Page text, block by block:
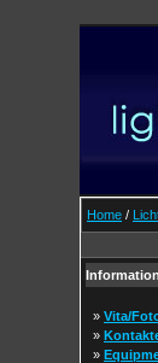
Home /
» Vita/
»
»